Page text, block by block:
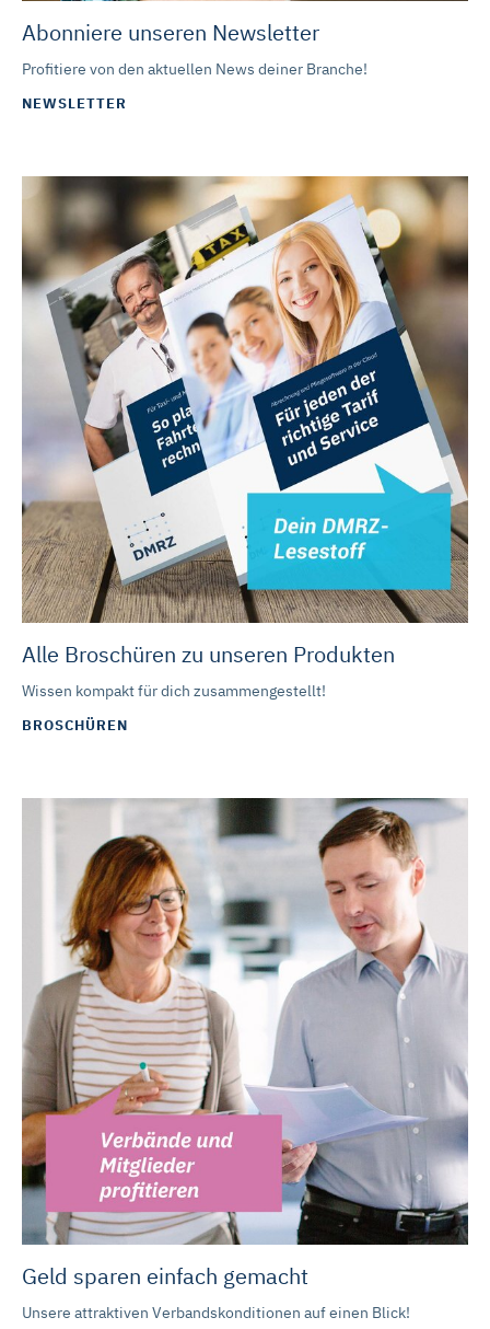
Abonniere unseren Newsletter
Profitiere von den aktuellen News deiner Branche!
NEWSLETTER
Alle Broschüren zu unseren Produkten
Wissen kompakt für dich zusammengestellt!
BROSCHÜREN
Geld sparen einfach gemacht
Unsere attraktiven Verbandskonditionen auf einen Blick!